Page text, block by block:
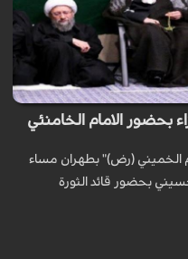
بحضور الامام الخامنئي
الخميني (رض)" بطهران مساء
بحضور قائد الثورة